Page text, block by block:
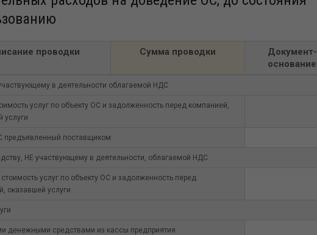
проводки Сумма проводки
Документ-
основание
в деятельности облагаемой НДС
услуг по объекту ОС и задолженность перед компанией,
услуги
предъявленный поставщиком
НЕ участвующему в деятельности, облагаемой НДС
услуг по объекту ОС и задолженность перед
оказавшей услуги
денежными средствами из кассы предприятия